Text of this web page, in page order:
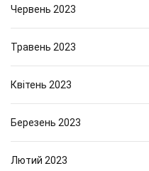
Червень 2023
Травень 2023
Квітень 2023
Березень 2023
Лютий 2023